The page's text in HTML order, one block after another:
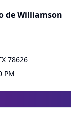
de Williamson
78626
PM